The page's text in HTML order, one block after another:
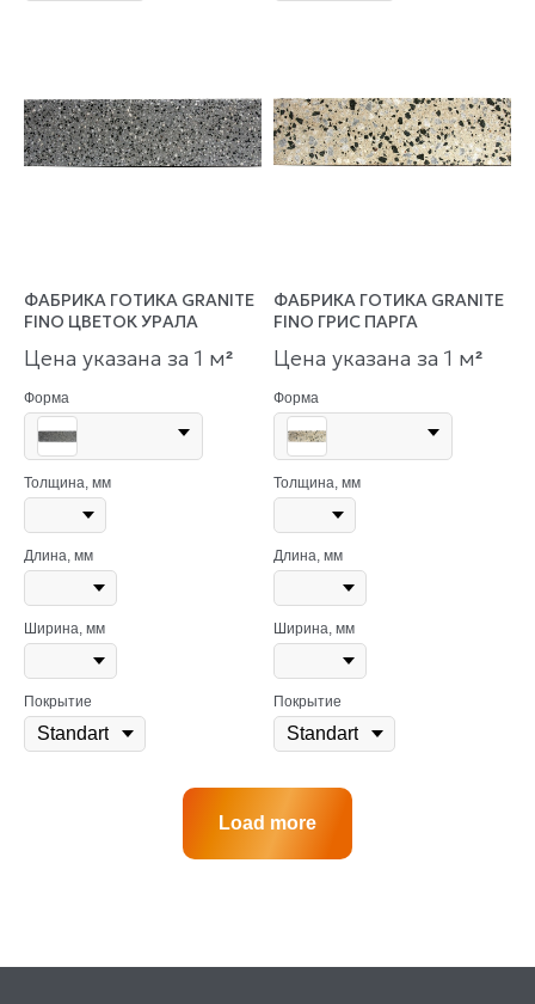
ФАБРИКА ГОТИКА GRANITE
FINO ЦВЕТОК УРАЛА
Цена указана за 1 м²
Форма
Толщина, мм
Длина, мм
Ширина, мм
Покрытие
ФАБРИКА ГОТИКА GRANITE
FINO ГРИС ПАРГА
Цена указана за 1 м²
Форма
Толщина, мм
Длина, мм
Ширина, мм
Покрытие
Load more